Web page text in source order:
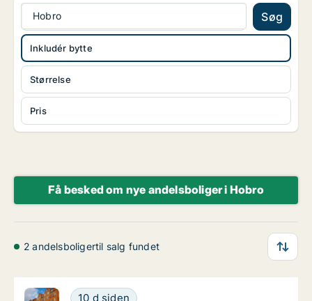
Hobro Søg
Størrelse
Pris
Inkludér bytte
Få besked om nye andelsboliger i Hobro
2 andelsboligertil salg fundet
Ca. 60 m2 andelsbolig til salg i 9500
10 d siden
Ca. 60 m2 andelsbolig til salg i 9500 Hobro,